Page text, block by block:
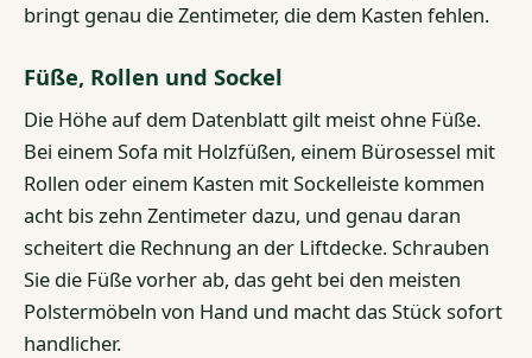
bringt genau die Zentimeter, die dem Kasten fehlen.
Füße, Rollen und Sockel
Die Höhe auf dem Datenblatt gilt meist ohne Füße.
Bei einem Sofa mit Holzfüßen, einem Bürosessel mit
Rollen oder einem Kasten mit Sockelleiste kommen
acht bis zehn Zentimeter dazu, und genau daran
scheitert die Rechnung an der Liftdecke. Schrauben
Sie die Füße vorher ab, das geht bei den meisten
Polstermöbeln von Hand und macht das Stück sofort
handlicher.